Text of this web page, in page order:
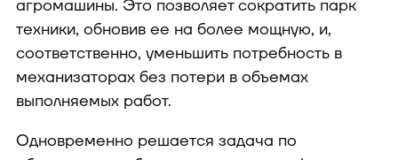
агромашины. Это позволяет сократить парк
техники, обновив ее на более мощную, и,
соответственно, уменьшить потребность в
механизаторах без потери в объемах
выполняемых работ.
Одновременно решается задача по